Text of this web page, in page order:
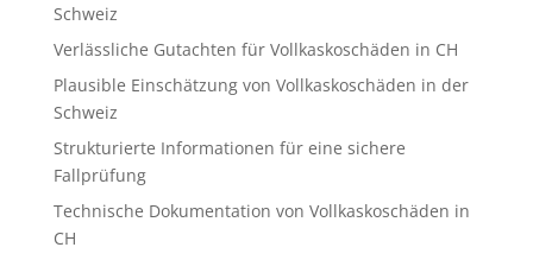
Schweiz
Verlässliche Gutachten für Vollkaskoschäden in CH
Plausible Einschätzung von Vollkaskoschäden in der
Schweiz
Strukturierte Informationen für eine sichere
Fallprüfung
Technische Dokumentation von Vollkaskoschäden in
CH